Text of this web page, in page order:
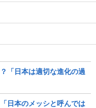
「日本は適切な進化の過
日本のメッシと呼んでは